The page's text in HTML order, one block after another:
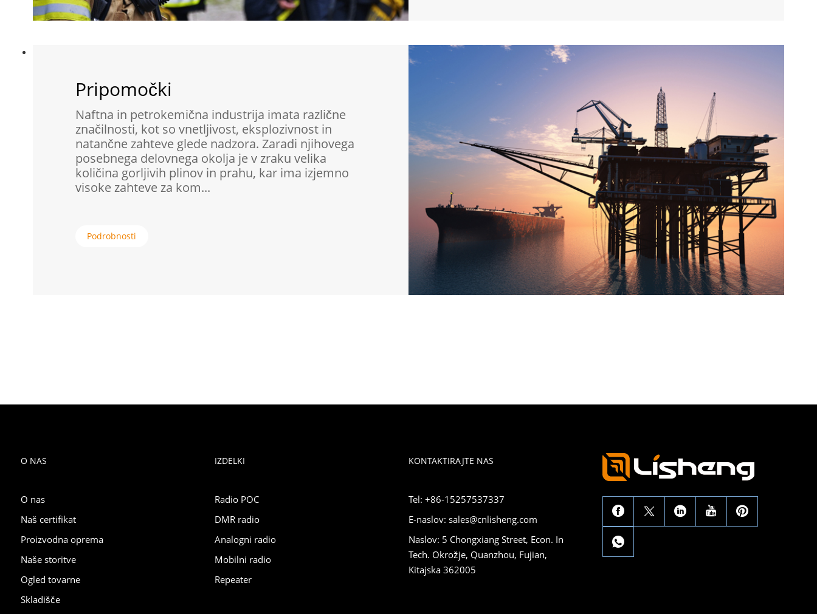
Pripomočki
Naftna in petrokemična industrija imata različne
značilnosti, kot so vnetljivost, eksplozivnost in
natančne zahteve glede nadzora. Zaradi njihovega
posebnega delovnega okolja je v zraku velika
količina gorljivih plinov in prahu, kar ima izjemno
visoke zahteve za kom...
Podrobnosti
O NAS
O nas
Naš certifikat
Proizvodna oprema
Naše storitve
Ogled tovarne
Skladišče
IZDELKI
Radio POC
DMR radio
Analogni radio
Mobilni radio
Repeater
KONTAKTIRAJTE NAS
Tel: +86-15257537337
E-naslov: sales@cnlisheng.com
Naslov: 5 Chongxiang Street, Econ. In
Tech. Okrožje, Quanzhou, Fujian,
Kitajska 362005